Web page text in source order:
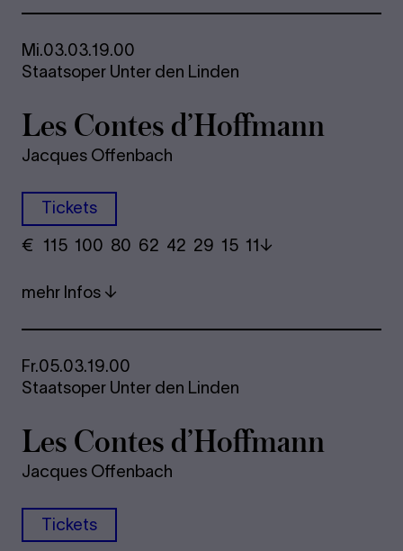
Mi.03.03.19.00
Staatsoper Unter den Linden
Les Con­tes d’Hoff­mann
Jacques Offenbach
Tickets
€ ​ 115 100 80​ 62 42 29​ 15 11
mehr Infos
Fr.05.03.19.00
Staatsoper Unter den Linden
Les Con­tes d’Hoff­mann
Jacques Offenbach
Tickets